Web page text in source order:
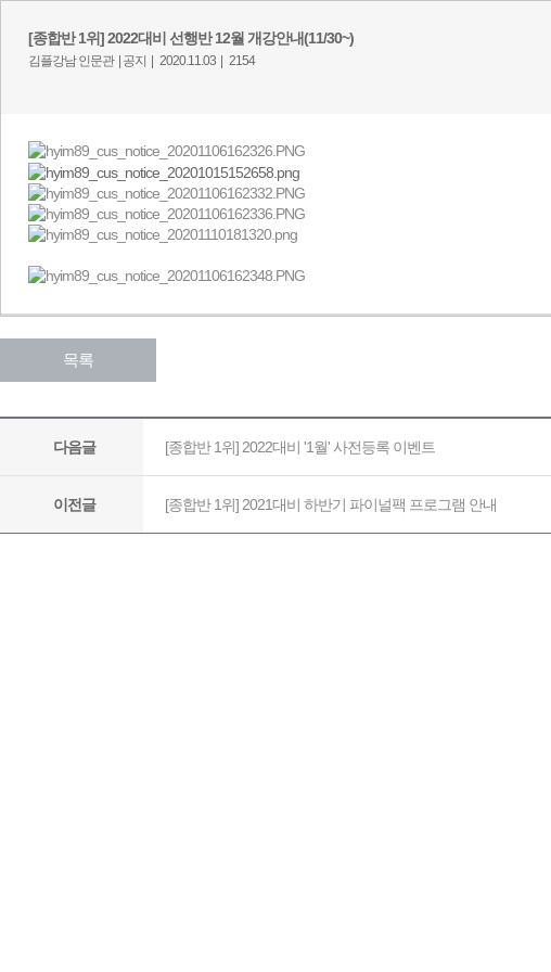
[종합반 1위] 2022대비 선행반 12월 개강안내(11/30~)
김플강남 인문관 | 공지 | 2020.11.03 | 2154
목록
다음글 [종합반 1위] 2022대비 '1월' 사전등록 이벤트
이전글 [종합반 1위] 2021대비 하반기 파이널팩 프로그램 안내